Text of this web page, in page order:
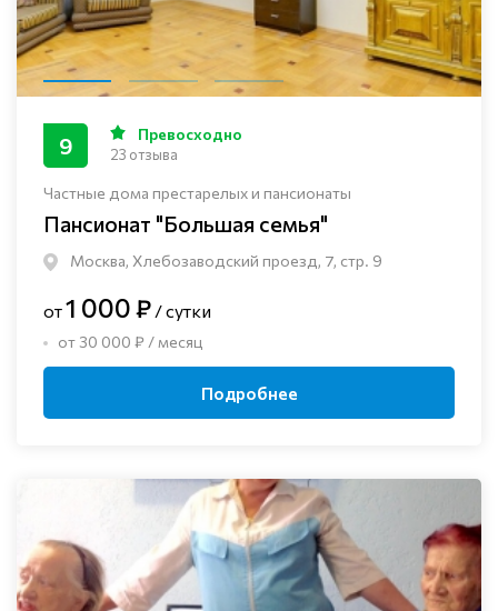
Частные дома престарелых и пансионаты
Пансионат "Большая семья"
Москва, Хлебозаводский проезд, 7, стр. 9
9 Превосходно
23 отзыва
от1 000 ₽ / сутки
от 30 000 ₽ / месяц
Подробнее